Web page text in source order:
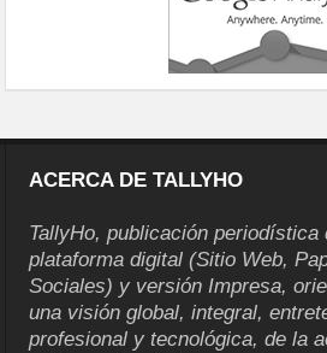
ACERCA DE TALLYHO
TallyHo, publicación periodística
plataforma digital (Sitio Web,
Sociales) y versión Impresa,
una visión global, integral,
profesional y tecnológica, de la